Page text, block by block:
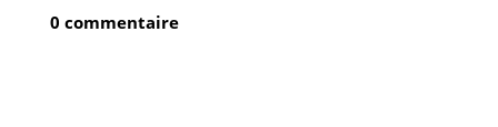
0 commentaire